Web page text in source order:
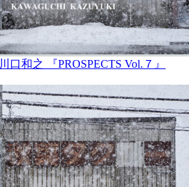
川口和之 『PROSPECTS Vol.７』